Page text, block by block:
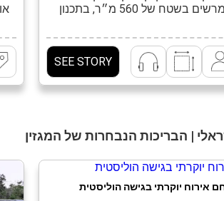
את
יוקרתי ומרשים בשטח של 560 מ״ר, בתכנון
פרשנות עכשווית ומדויקת לבית
– כזה שמעניק לכל אחד מבני
ושקט, ובו בזמן יוצר מרחב
ובעל נוכחות, המזמין לאירוח, לרוגע
ולהנאה משותפת. […]
SEE STORY
| הבריכות הנבחרות של המגזין
אירוח יוקרתי בגישה הוליסטית